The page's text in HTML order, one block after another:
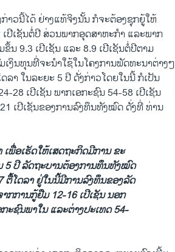
າວນີ້ໄດ້ ຢ່າງແທ້ຈິງນັ້ນ ກໍຈະຕ້ອງຊຸກຍູ້ໃຫ້
ປີເຊັນຕໍ່ປີ ສ່ວນພາກອຸດສາຫະກຳ ແລະພາກ
9.3 ເປີເຊັນ ແລະ 8.9 ເປີເຊັນຕໍ່ປີຕາມ
ງິນທຸນທີ່ຈະນຳໃຊ້ໃນໂຄງການພັດທະນາຕ່າງໆ
ລາ ໃນລະຍະ 5 ປີ ດັ່ງກ່າວໂດຍໃນນີ້ ກໍເປັນ
28 ເປີເຊັນ ພາກເອກະຊົນ 54-58 ເປີເຊັນ
ເປີເຊັນຂອງການລົງທຶນທັງໝົດ ດັ່ງທີ່ ທ່ານ
ພື່ອເຮັດໃຫ້ເສດຖະກິດມີການ ຂະ
5 ປີ ລັດຖະບານຕ້ອງການທຶນທັງໝົດ
ຕື້ໂດລາ ຢູ່ໃນນີ້ມີການລົງທຶນຂອງລັດ
ກການກູ້ຢືມ 12-16 ເປີເຊັນ ນອກ
ະຊົນພາໃນ ແລະຕ່າງປະເທດ 54-